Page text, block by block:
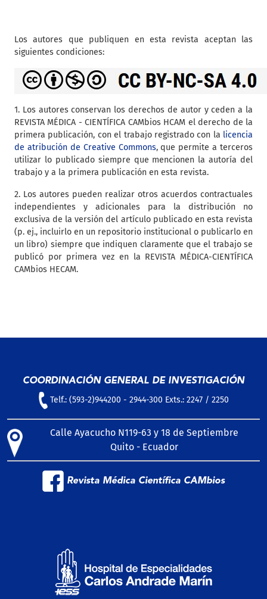
Los autores que publiquen en esta revista aceptan las
siguientes condiciones:
1. Los autores conservan los derechos de autor y ceden a la
REVISTA MÉDICA - CIENTÍFICA CAMbios HCAM el derecho de la
primera publicación, con el trabajo registrado con la licencia
de atribución de Creative Commons, que permite a terceros
utilizar lo publicado siempre que mencionen la autoría del
trabajo y a la primera publicación en esta revista.
2. Los autores pueden realizar otros acuerdos contractuales
independientes y adicionales para la distribución no
exclusiva de la versión del artículo publicado en esta revista
(p. ej., incluirlo en un repositorio institucional o publicarlo en
un libro) siempre que indiquen claramente que el trabajo se
publicó por primera vez en la REVISTA MÉDICA-CIENTÍFICA
CAMbios HECAM.
COORDINACIÓN GENERAL DE INVESTIGACIÓN
Telf.: (593-2)944200 - 2944-300 Exts.: 2247 / 2250
Calle Ayacucho N119-63 y 18 de Septiembre
Quito - Ecuador
Revista Médica Científica CAMbios